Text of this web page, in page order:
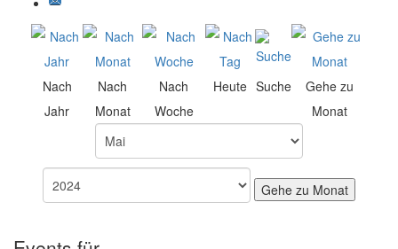
Nach
Jahr
Nach
Monat
Nach
Woche
Heute Suche
Gehe zu
Monat
Gehe zu Monat